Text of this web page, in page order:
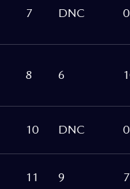
7 DNC 0
8 6
10 DNC 0
11 9 7